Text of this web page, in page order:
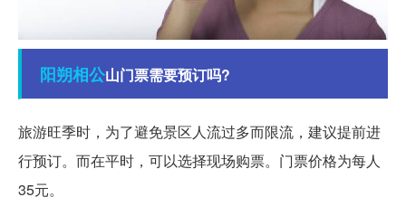
阳朔相公山门票需要预订吗?
旅游旺季时，为了避免景区人流过多而限流，建议提前进
行预订。而在平时，可以选择现场购票。门票价格为每人
35元。